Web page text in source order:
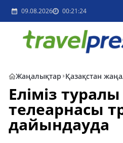
09.08.2026 00:21:24
Жаңалықтар Қазақстан
Еліміз
телеарнасы
дайындауда